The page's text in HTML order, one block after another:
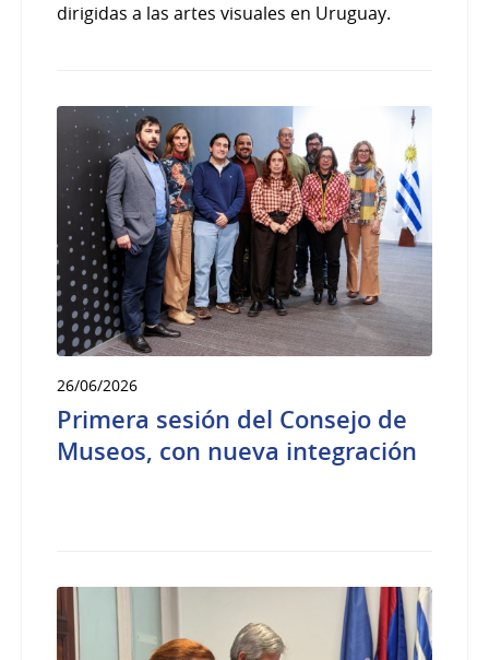
dirigidas a las artes visuales en Uruguay.
26/06/2026
Primera sesión del Consejo de
Museos, con nueva integración